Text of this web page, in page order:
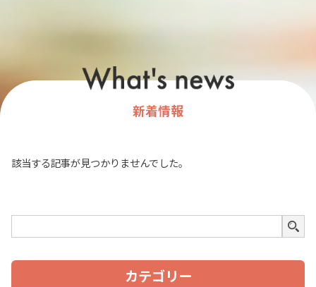
新着情報
該当する記事が見つかりませんでした。
カテゴリー